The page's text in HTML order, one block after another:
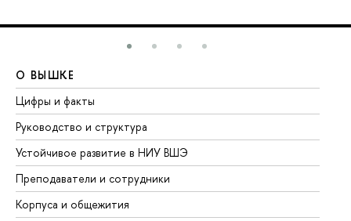
О ВЫШКЕ
Цифры и факты
Руководство и структура
Устойчивое развитие в НИУ ВШЭ
Преподаватели и сотрудники
Корпуса и общежития